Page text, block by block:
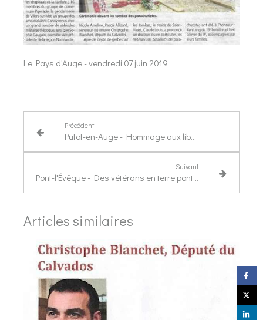
Le Pays d'Auge - vendredi 07 juin 2019
Précédent
Putot-en-Auge - Hommage aux libérateurs de la commune
Suivant
Pont-l'Évêque - Des vétérans en terre pontépiscopienne
Articles similaires